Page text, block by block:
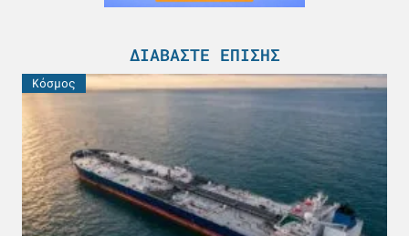
ΔΙΑΒΆΣΤΕ ΕΠΊΣΗΣ
Κόσμος